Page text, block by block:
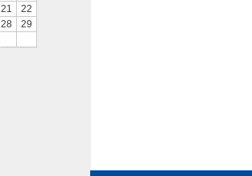
21
22
28
29